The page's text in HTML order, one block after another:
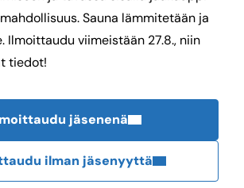
Sauna lämmitetään ja
Ilmoittaudu viimeistään 27.8., niin
tiedot!
jäsenenä
ilman jäsenyyttä